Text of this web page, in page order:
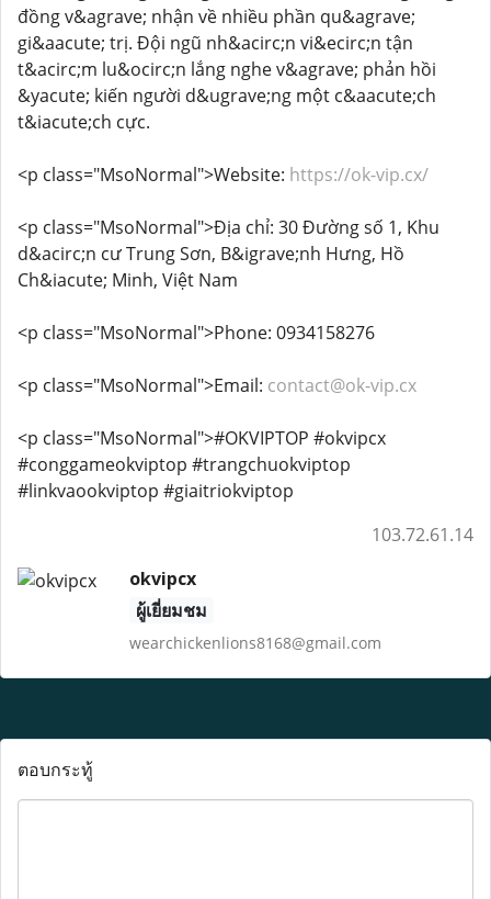
đồng v&agrave; nhận về nhiều phần qu&agrave;
gi&aacute; trị. Đội ngũ nh&acirc;n vi&ecirc;n tận
t&acirc;m lu&ocirc;n lắng nghe v&agrave; phản hồi
&yacute; kiến người d&ugrave;ng một c&aacute;ch
t&iacute;ch cực.
<p class="MsoNormal">Website: https://ok-vip.cx/
<p class="MsoNormal">Địa chỉ: 30 Đường số 1, Khu
d&acirc;n cư Trung Sơn, B&igrave;nh Hưng, Hồ
Ch&iacute; Minh, Việt Nam
<p class="MsoNormal">Phone: 0934158276
<p class="MsoNormal">Email: contact@ok-vip.cx
<p class="MsoNormal">#OKVIPTOP #okvipcx
#conggameokviptop #trangchuokviptop
#linkvaookviptop #giaitriokviptop
103.72.61.14
okvipcx
ผู้เยี่ยมชม
wearchickenlions8168@gmail.com
ตอบกระทู้